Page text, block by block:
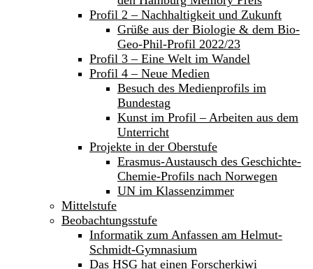
Profil 2 – Nachhaltigkeit und Zukunft
Grüße aus der Biologie & dem Bio-
Geo-Phil-Profil 2022/23
Profil 3 – Eine Welt im Wandel
Profil 4 – Neue Medien
Besuch des Medienprofils im
Bundestag
Kunst im Profil – Arbeiten aus dem
Unterricht
Projekte in der Oberstufe
Erasmus-Austausch des Geschichte-
Chemie-Profils nach Norwegen
UN im Klassenzimmer
Mittelstufe
Beobachtungsstufe
Informatik zum Anfassen am Helmut-
Schmidt-Gymnasium
Das HSG hat einen Forscherkiwi